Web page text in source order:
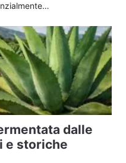
dalle
e storiche